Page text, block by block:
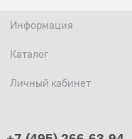
Информация
Каталог
Личный кабинет